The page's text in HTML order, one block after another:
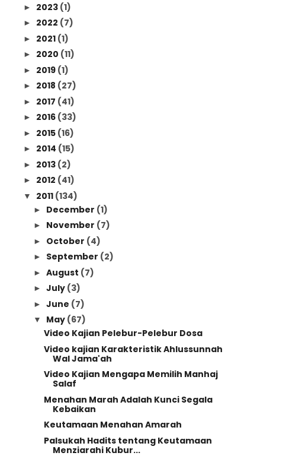
► 2023 (1)
► 2022 (7)
► 2021 (1)
► 2020 (11)
► 2019 (1)
► 2018 (27)
► 2017 (41)
► 2016 (33)
► 2015 (16)
► 2014 (15)
► 2013 (2)
► 2012 (41)
▼ 2011 (134)
► December (1)
► November (7)
► October (4)
► September (2)
► August (7)
► July (3)
► June (7)
▼ May (67)
Video Kajian Pelebur-Pelebur Dosa
Video kajian Karakteristik Ahlussunnah
Wal Jama'ah
Video Kajian Mengapa Memilih Manhaj
Salaf
Menahan Marah Adalah Kunci Segala
Kebaikan
Keutamaan Menahan Amarah
Palsukah Hadits tentang Keutamaan
Menziarahi Kubur...